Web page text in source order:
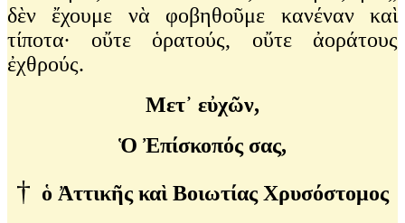
δὲν ἔχουμε νὰ φοβηθοῦμε κανέναν καὶ
τίποτα∙ οὔτε ὁρατούς, οὔτε ἀοράτους
ἐχθρούς.
Μετ᾽ εὐχῶν,
Ὁ Ἐπίσκοπός σας,
† ὁ Ἀττικῆς καὶ Βοιωτίας Χρυσόστομος